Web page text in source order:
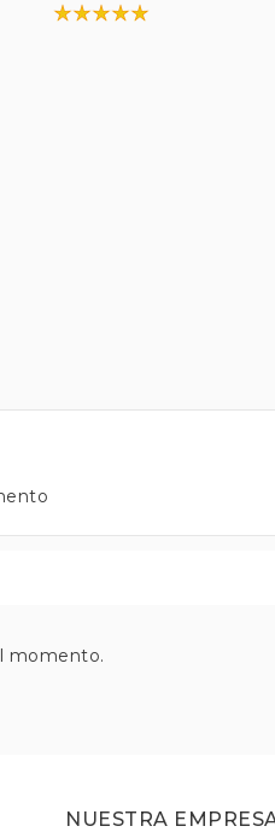
momento.
NUESTRA